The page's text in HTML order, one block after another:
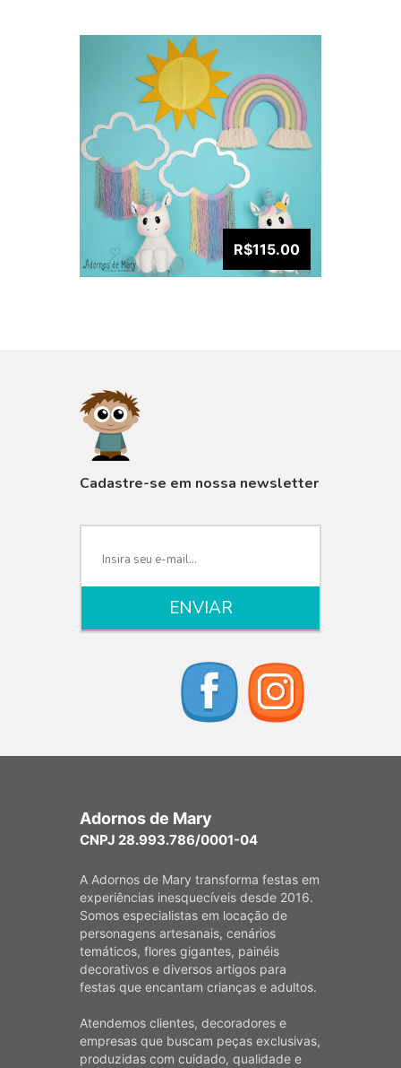
R$115.00
Cadastre-se em nossa newsletter
Adornos de Mary
CNPJ 28.993.786/0001-04
A Adornos de Mary transforma festas em
experiências inesquecíveis desde 2016.
Somos especialistas em locação de
personagens artesanais, cenários
temáticos, flores gigantes, painéis
decorativos e diversos artigos para
festas que encantam crianças e adultos.
Atendemos clientes, decoradores e
empresas que buscam peças exclusivas,
produzidas com cuidado, qualidade e